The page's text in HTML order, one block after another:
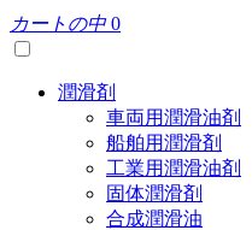
カートの中 0
潤滑剤
車両用潤滑油剤
船舶用潤滑剤
工業用潤滑油剤
固体潤滑剤
合成潤滑油